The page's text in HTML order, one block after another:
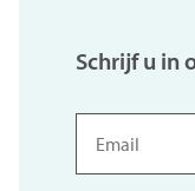
Schrijf u in